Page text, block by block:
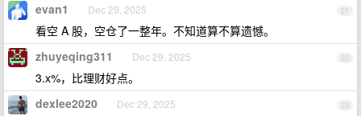
21
evan1 Dec 29, 2025
看空 A 股，空仓了一整年。不知道算不算遗憾。
22
zhuyeqing311 Dec 29, 2025
3.x%，比理财好点。
23
dexlee2020 Dec 29, 2025